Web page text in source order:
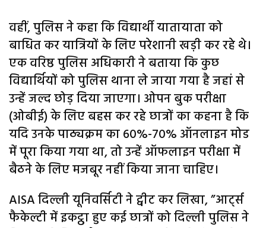
वहीं, पुलिस ने कहा कि विद्यार्थी यातायाता को
बाधित कर यात्रियों के लिए परेशानी खड़ी कर रहे थे।
एक वरिष्ठ पुलिस अधिकारी ने बताया कि कुछ
विद्यार्थियों को पुलिस थाना ले जाया गया है जहां से
उन्हें जल्द छोड़ दिया जाएगा। ओपन बुक परीक्षा
(ओबीई) के लिए बहस कर रहे छात्रों का कहना है कि
यदि उनके पाठ्यक्रम का 60%-70% ऑनलाइन मोड
में पूरा किया गया था, तो उन्हें ऑफलाइन परीक्षा में
बैठने के लिए मजबूर नहीं किया जाना चाहिए।
AISA दिल्ली यूनिवर्सिटी ने ट्वीट कर लिखा, ”आर्ट्स
फैकेल्टी में इकट्ठा हुए कई छात्रों को दिल्ली पुलिस ने